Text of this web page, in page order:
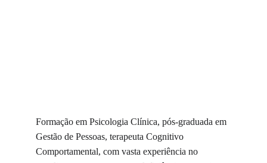
Formação em Psicologia Clínica, pós-graduada em
Gestão de Pessoas, terapeuta Cognitivo
Comportamental, com vasta experiência no